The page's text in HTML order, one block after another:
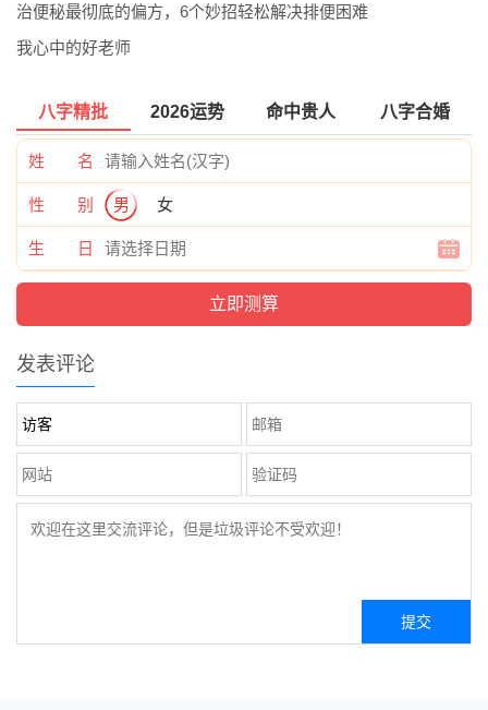
治便秘最彻底的偏方，6个妙招轻松解决排便困难
我心中的好老师
八字精批 2026运势 命中贵人 八字合婚
姓 名
性 别 男 女
生 日
发表评论